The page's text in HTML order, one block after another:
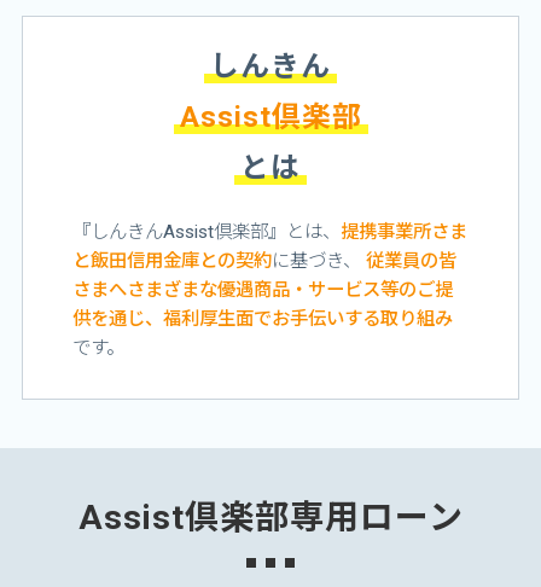
しんきん
Assist倶楽部
とは
『しんきんAssist倶楽部』とは、 提携事業所さま
と飯田信用金庫との契約に基づき、従業員の皆
さまへさまざまな優遇商品・サービス等のご提
供を通じ、福利厚生面でお手伝いする取り組み
です。
Assist倶楽部専用ローン